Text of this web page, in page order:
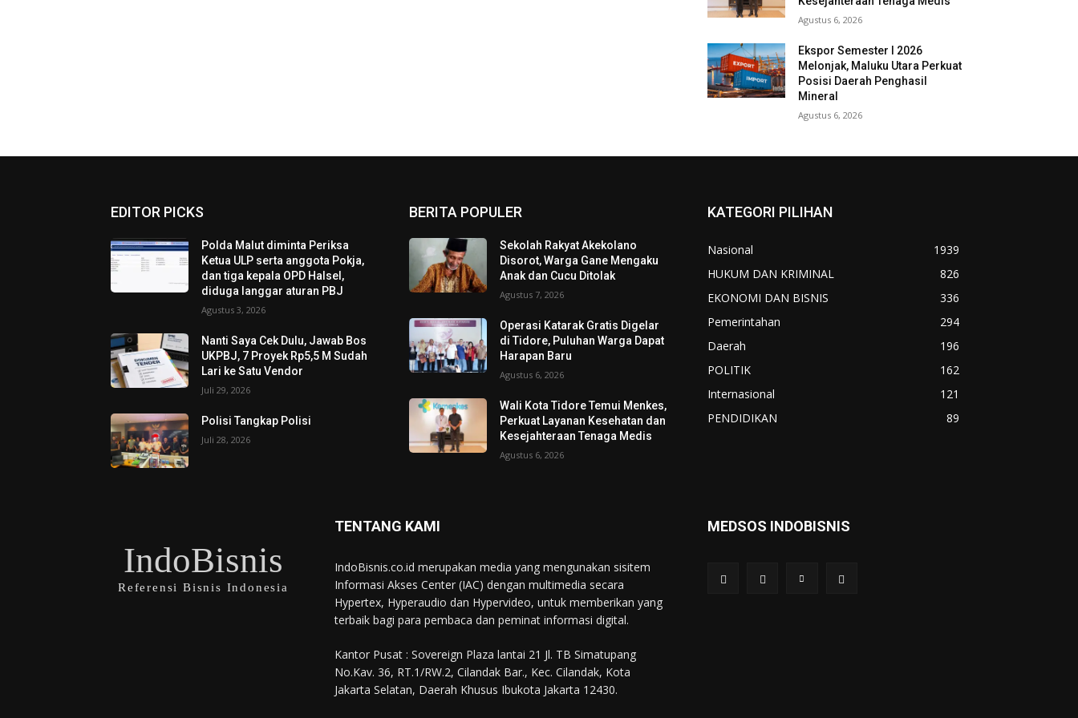
Agustus 6, 2026
Ekspor Semester I 2026
Melonjak, Maluku Utara Perkuat
Posisi Daerah Penghasil
Mineral
Agustus 6, 2026
EDITOR PICKS
Polda Malut diminta Periksa
Ketua ULP serta anggota Pokja,
dan tiga kepala OPD Halsel,
diduga langgar aturan PBJ
Agustus 3, 2026
Nanti Saya Cek Dulu, Jawab Bos
UKPBJ, 7 Proyek Rp5,5 M Sudah
Lari ke Satu Vendor
Juli 29, 2026
Polisi Tangkap Polisi
Juli 28, 2026
BERITA POPULER
Sekolah Rakyat Akekolano
Disorot, Warga Gane Mengaku
Anak dan Cucu Ditolak
Agustus 7, 2026
Operasi Katarak Gratis Digelar
di Tidore, Puluhan Warga Dapat
Harapan Baru
Agustus 6, 2026
Wali Kota Tidore Temui Menkes,
Perkuat Layanan Kesehatan dan
Kesejahteraan Tenaga Medis
Agustus 6, 2026
KATEGORI PILIHAN
Nasional
1939
HUKUM DAN KRIMINAL
826
EKONOMI DAN BISNIS
336
Pemerintahan
294
Daerah
196
POLITIK
162
Internasional
121
PENDIDIKAN
89
IndoBisnis
Referensi Bisnis Indonesia
TENTANG KAMI
IndoBisnis.co.id merupakan media yang mengunakan sisitem
Informasi Akses Center (IAC) dengan multimedia secara
Hypertex, Hyperaudio dan Hypervideo, untuk memberikan yang
terbaik bagi para pembaca dan peminat informasi digital.
Kantor Pusat : Sovereign Plaza lantai 21 Jl. TB Simatupang
No.Kav. 36, RT.1/RW.2, Cilandak Bar., Kec. Cilandak, Kota
Jakarta Selatan, Daerah Khusus Ibukota Jakarta 12430.
MEDSOS INDOBISNIS